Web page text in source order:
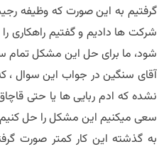
گرفتیم به این صورت که وظیفه
شرکت ها دادیم و گفتیم راهکاری
شود، ما برای حل این مشکل تمام
آقای سنگین در جواب این سوال ،
نشده که ادم ربایی ها یا حتی
سعی میکنیم این مشکل را حل
به گذشته این کار کمتر صورت